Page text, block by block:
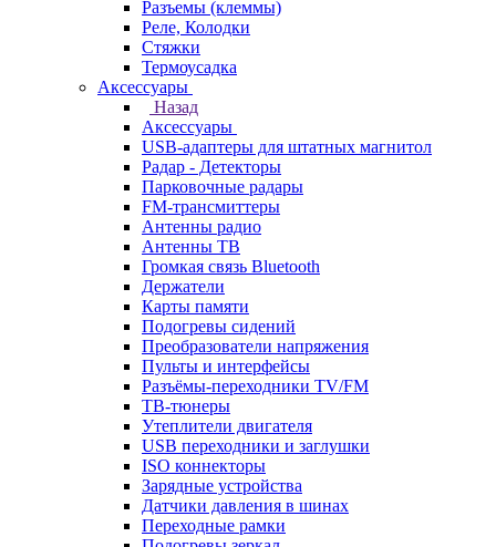
Разъемы (клеммы)
Реле, Колодки
Стяжки
Термоусадка
Аксессуары
Назад
Аксессуары
USB-адаптеры для штатных магнитол
Радар - Детекторы
Парковочные радары
FM-трансмиттеры
Антенны радио
Антенны ТВ
Громкая связь Bluetooth
Держатели
Карты памяти
Подогревы сидений
Преобразователи напряжения
Пульты и интерфейсы
Разъёмы-переходники TV/FM
ТВ-тюнеры
Утеплители двигателя
USB переходники и заглушки
ISO коннекторы
Зарядные устройства
Датчики давления в шинах
Переходные рамки